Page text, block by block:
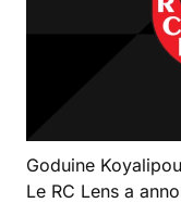
Goduine
Le RC Lens a